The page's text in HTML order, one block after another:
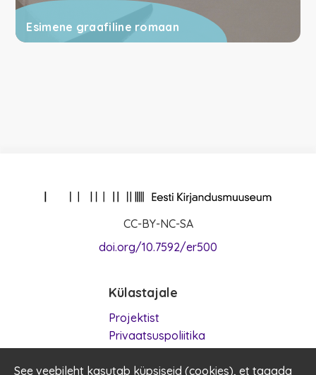
Esimene graafiline romaan
Külastajale
Projektist
Privaatsuspoliitika
Küpsised
CC-BY-NC-SA
doi.org/10.7592/er500
See veebileht kasutab küpsiseid (cookies), et tagada